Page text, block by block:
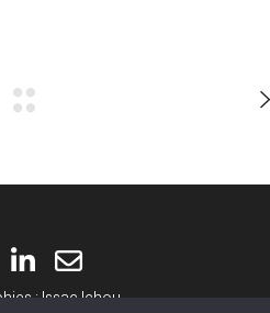
: Issac Ichou